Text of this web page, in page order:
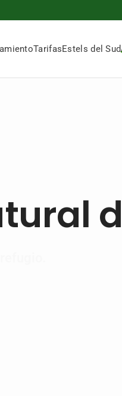
TarifasEstels del Sud